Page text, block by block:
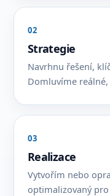
02
Strategie
Navrhnu řešení,
Domluvíme
03
Realizace
Vytvořím nebo
optimalizovaný